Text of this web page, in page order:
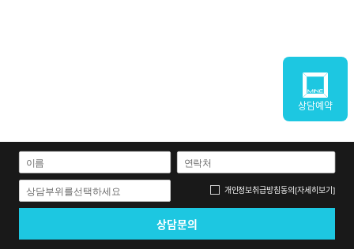
상담예약
개인정보취급방침동의[자세히보기]
상담부위를선택하세요